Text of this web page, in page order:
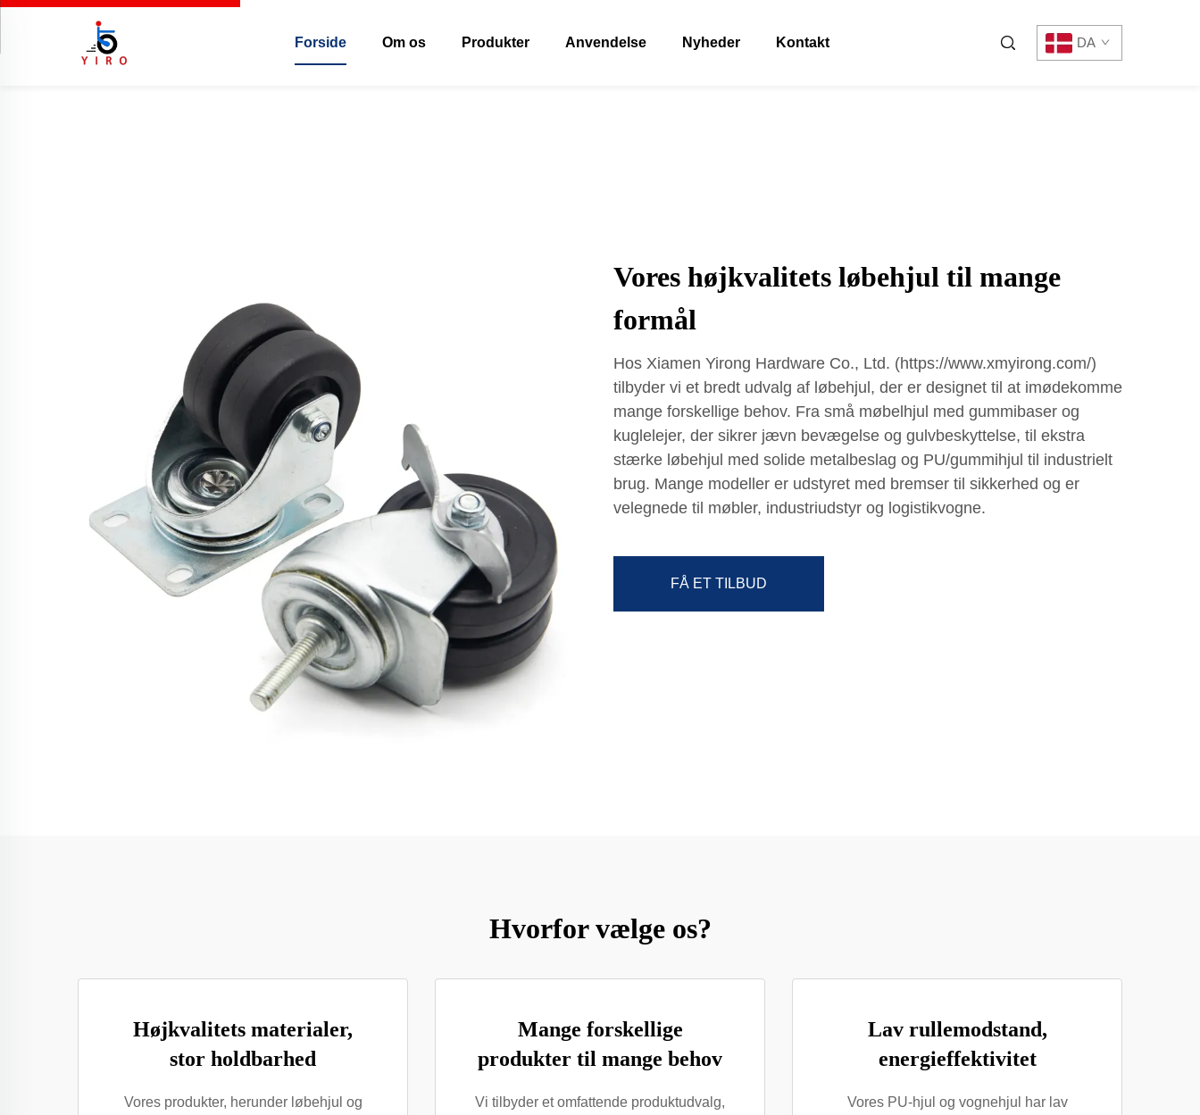
Forside Om os Produkter Anvendelse Nyheder Kontakt DA
Vores højkvalitets løbehjul til mange
formål
Hos Xiamen Yirong Hardware Co., Ltd. (https://www.xmyirong.com/)
tilbyder vi et bredt udvalg af løbehjul, der er designet til at imødekomme
mange forskellige behov. Fra små møbelhjul med gummibaser og
kuglelejer, der sikrer jævn bevægelse og gulvbeskyttelse, til ekstra
stærke løbehjul med solide metalbeslag og PU/gummihjul til industrielt
brug. Mange modeller er udstyret med bremser til sikkerhed og er
velegnede til møbler, industriudstyr og logistikvogne.
FÅ ET TILBUD
Hvorfor vælge os?
Højkvalitets materialer,
stor holdbarhed
Vores produkter, herunder løbehjul og
Mange forskellige
produkter til mange behov
Vi tilbyder et omfattende produktudvalg,
Lav rullemodstand,
energieffektivitet
Vores PU-hjul og vognehjul har lav